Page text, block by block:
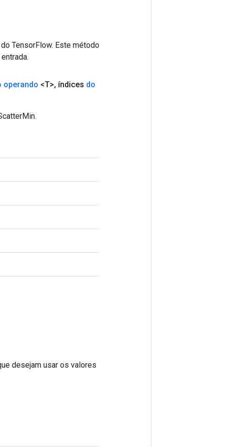
TensorFlow. Este método
operando <T>, índices do
desejam usar os valores